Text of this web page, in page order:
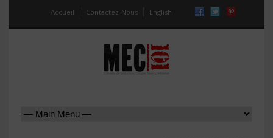
Accueil Contactez-Nous English